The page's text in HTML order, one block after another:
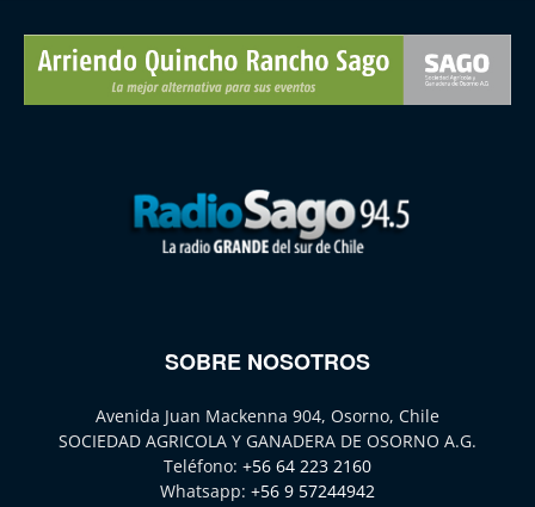
SOBRE NOSOTROS
Avenida Juan Mackenna 904, Osorno, Chile
SOCIEDAD AGRICOLA Y GANADERA DE OSORNO A.G.
Teléfono: +56 64 223 2160
Whatsapp: +56 9 57244942